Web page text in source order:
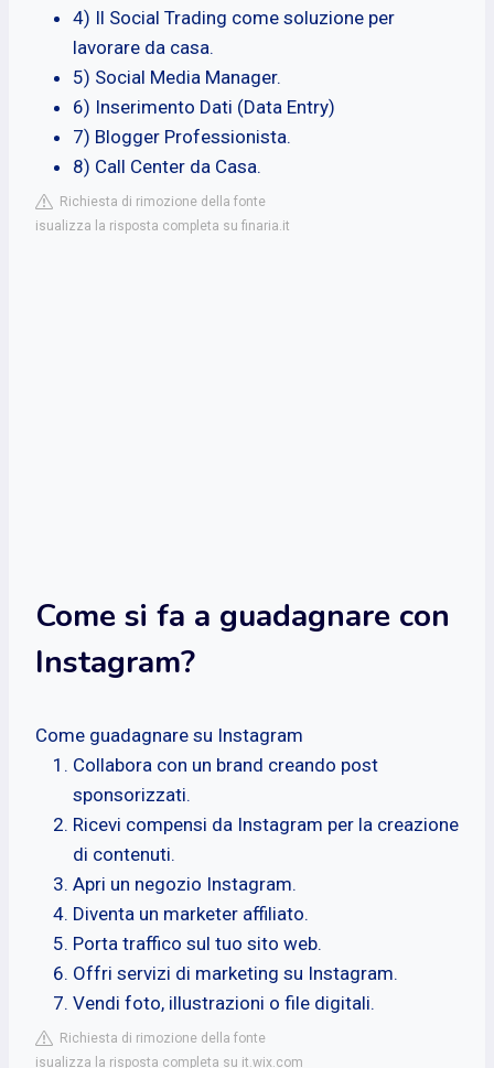
4) Il Social Trading come soluzione per
lavorare da casa.
5) Social Media Manager.
6) Inserimento Dati (Data Entry)
7) Blogger Professionista.
8) Call Center da Casa.
Richiesta di rimozione della fonte
isualizza la risposta completa su finaria.it
Come si fa a guadagnare con
Instagram?
Come guadagnare su Instagram
Collabora con un brand creando post
sponsorizzati.
Ricevi compensi da Instagram per la creazione
di contenuti.
Apri un negozio Instagram.
Diventa un marketer affiliato.
Porta traffico sul tuo sito web.
Offri servizi di marketing su Instagram.
Vendi foto, illustrazioni o file digitali.
Richiesta di rimozione della fonte
isualizza la risposta completa su it.wix.com